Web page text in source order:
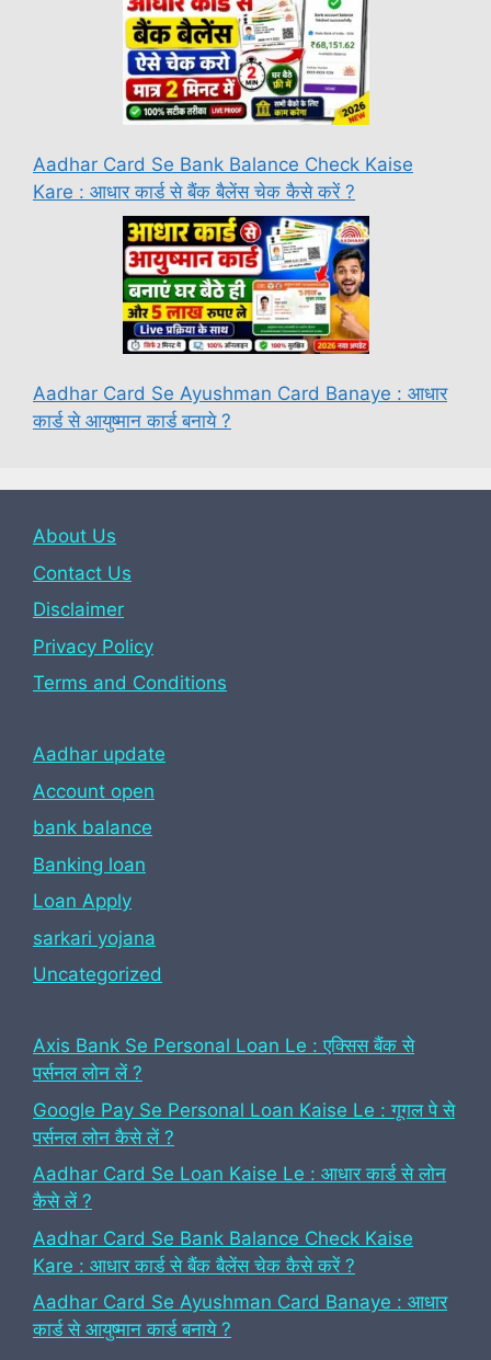
Aadhar Card Se Bank Balance Check Kaise
Kare : आधार कार्ड से बैंक बैलेंस चेक कैसे करें ?
Aadhar Card Se Ayushman Card Banaye : आधार
कार्ड से आयुष्मान कार्ड बनाये ?
About Us
Contact Us
Disclaimer
Privacy Policy
Terms and Conditions
Aadhar update
Account open
bank balance
Banking loan
Loan Apply
sarkari yojana
Uncategorized
Axis Bank Se Personal Loan Le : एक्सिस बैंक से
पर्सनल लोन लें ?
Google Pay Se Personal Loan Kaise Le : गूगल पे से
पर्सनल लोन कैसे लें ?
Aadhar Card Se Loan Kaise Le : आधार कार्ड से लोन
कैसे लें ?
Aadhar Card Se Bank Balance Check Kaise
Kare : आधार कार्ड से बैंक बैलेंस चेक कैसे करें ?
Aadhar Card Se Ayushman Card Banaye : आधार
कार्ड से आयुष्मान कार्ड बनाये ?